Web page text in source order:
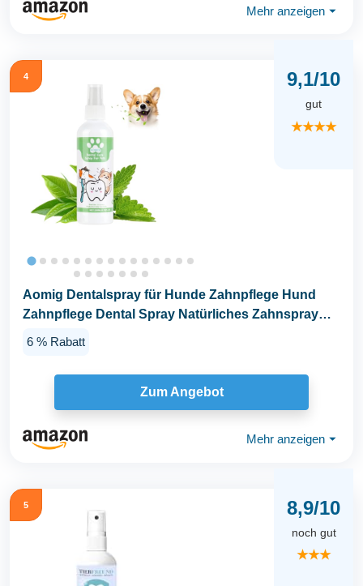
Mehr anzeigen ⏷
4 9,1/10
gut
★★★★
Aomig Dentalspray für Hunde Zahnpflege Hund
Zahnpflege Dental Spray Natürliches Zahnspray
6 % Rabatt
Zum Angebot
Mehr anzeigen ⏷
5 8,9/10
noch gut
★★★